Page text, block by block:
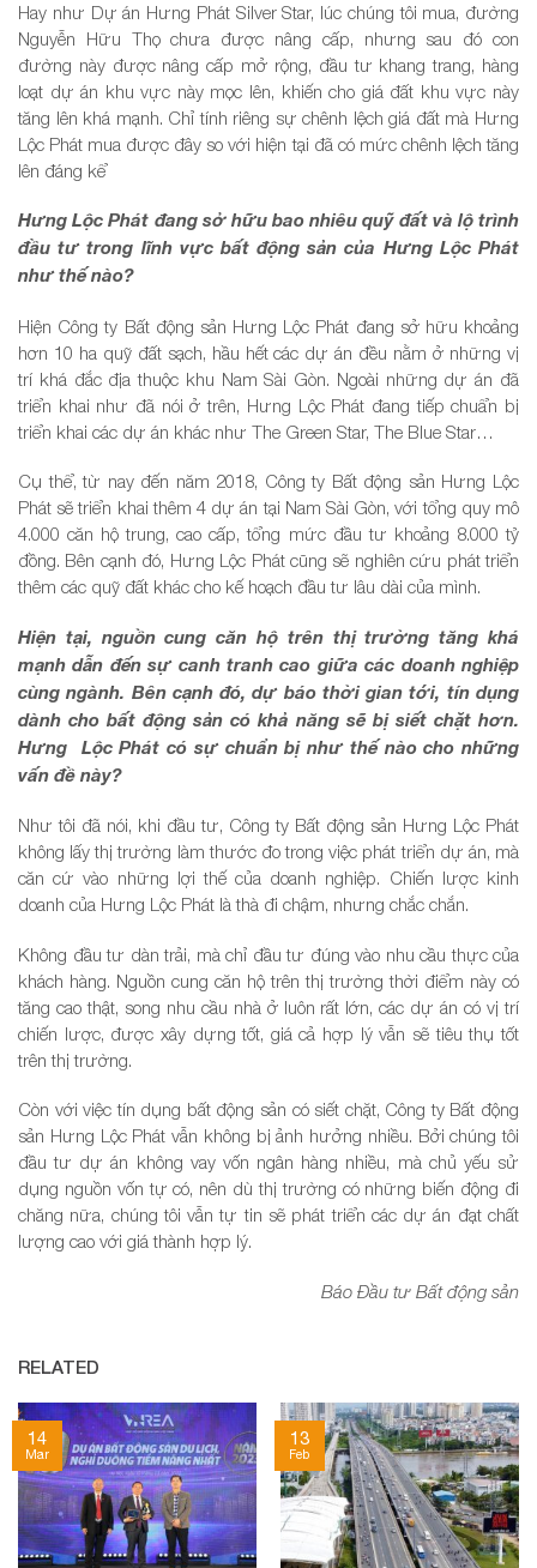
Hay như Dự án Hưng Phát Silver Star, lúc chúng tôi mua, đường
Nguyễn Hữu Thọ chưa được nâng cấp, nhưng sau đó con
đường này được nâng cấp mở rộng, đầu tư khang trang, hàng
loạt dự án khu vực này mọc lên, khiến cho giá đất khu vực này
tăng lên khá mạnh. Chỉ tính riêng sự chênh lệch giá đất mà Hưng
Lộc Phát mua được đây so với hiện tại đã có mức chênh lệch tăng
lên đáng kể
Hưng Lộc Phát đang sở hữu bao nhiêu quỹ đất và lộ trình
đầu tư trong lĩnh vực bất động sản của Hưng Lộc Phát
như thế nào?
Hiện Công ty Bất động sản Hưng Lộc Phát đang sở hữu khoảng
hơn 10 ha quỹ đất sạch, hầu hết các dự án đều nằm ở những vị
trí khá đắc địa thuộc khu Nam Sài Gòn. Ngoài những dự án đã
triển khai như đã nói ở trên, Hưng Lộc Phát đang tiếp chuẩn bị
triển khai các dự án khác như The Green Star, The Blue Star…
Cụ thể, từ nay đến năm 2018, Công ty Bất động sản Hưng Lộc
Phát sẽ triển khai thêm 4 dự án tại Nam Sài Gòn, với tổng quy mô
4.000 căn hộ trung, cao cấp, tổng mức đầu tư khoảng 8.000 tỷ
đồng. Bên cạnh đó, Hưng Lộc Phát cũng sẽ nghiên cứu phát triển
thêm các quỹ đất khác cho kế hoạch đầu tư lâu dài của mình.
Hiện tại, nguồn cung căn hộ trên thị trường tăng khá
mạnh dẫn đến sự canh tranh cao giữa các doanh nghiệp
cùng ngành. Bên cạnh đó, dự báo thời gian tới, tín dụng
dành cho bất động sản có khả năng sẽ bị siết chặt hơn.
Hưng Lộc Phát có sự chuẩn bị như thế nào cho những
vấn đề này?
Như tôi đã nói, khi đầu tư, Công ty Bất động sản Hưng Lộc Phát
không lấy thị trường làm thước đo trong việc phát triển dự án, mà
căn cứ vào những lợi thế của doanh nghiệp. Chiến lược kinh
doanh của Hưng Lộc Phát là thà đi chậm, nhưng chắc chắn.
Không đầu tư dàn trải, mà chỉ đầu tư đúng vào nhu cầu thực của
khách hàng. Nguồn cung căn hộ trên thị trường thời điểm này có
tăng cao thật, song nhu cầu nhà ở luôn rất lớn, các dự án có vị trí
chiến lược, được xây dựng tốt, giá cả hợp lý vẫn sẽ tiêu thụ tốt
trên thị trường.
Còn với việc tín dụng bất động sản có siết chặt, Công ty Bất động
sản Hưng Lộc Phát vẫn không bị ảnh hưởng nhiều. Bởi chúng tôi
đầu tư dự án không vay vốn ngân hàng nhiều, mà chủ yếu sử
dụng nguồn vốn tự có, nên dù thị trường có những biến động đi
chăng nữa, chúng tôi vẫn tự tin sẽ phát triển các dự án đạt chất
lượng cao với giá thành hợp lý.
Báo Đầu tư Bất động sản
RELATED
14
Mar
13
Feb